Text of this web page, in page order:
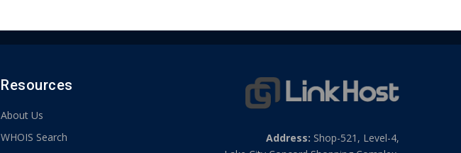
Resources
About Us
WHOIS Search
Address: Shop-521, Level-4,